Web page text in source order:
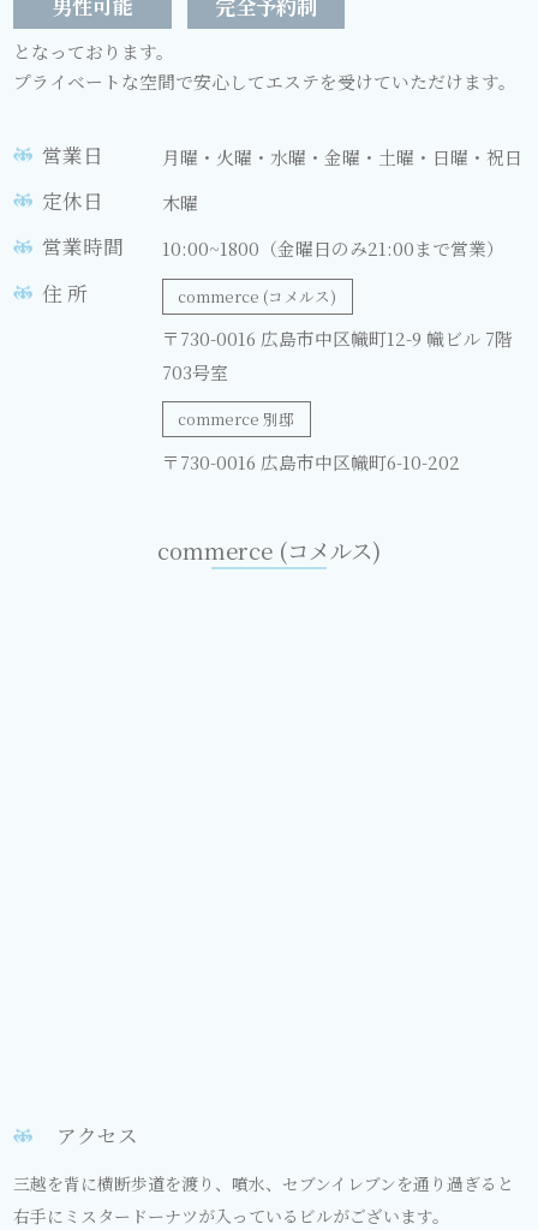
となっております。
プライベートな空間で安⼼してエステを受けていただけます。
営業日 月曜・火曜・水曜・金曜・土曜・日曜・祝日
定休日 木曜
営業時間 10:00~1800（金曜日のみ21:00まで営業）
住 所 commerce (コメルス)
〒730-0016 広島市中区幟町12-9 幟ビル 7階
703号室
commerce 別邸
〒730-0016 広島市中区幟町6-10-202
commerce (コメルス)
アクセス
三越を背に横断歩道を渡り、噴水、セブンイレブンを通り過ぎると
右⼿にミスタードーナツが入っているビルがございます。